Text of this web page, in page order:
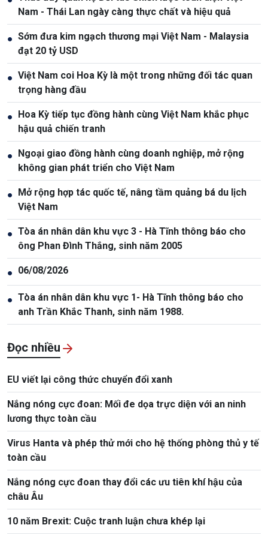
Nam - Thái Lan ngày càng thực chất và hiệu quả
● Sớm đưa kim ngạch thương mại Việt Nam - Malaysia
đạt 20 tỷ USD
● Việt Nam coi Hoa Kỳ là một trong những đối tác quan
trọng hàng đầu
● Hoa Kỳ tiếp tục đồng hành cùng Việt Nam khắc phục
hậu quả chiến tranh
● Ngoại giao đồng hành cùng doanh nghiệp, mở rộng
không gian phát triển cho Việt Nam
● Mở rộng hợp tác quốc tế, nâng tầm quảng bá du lịch
Việt Nam
● Tòa án nhân dân khu vực 3 - Hà Tĩnh thông báo cho
ông Phan Đình Thắng, sinh năm 2005
● 06/08/2026
● Tòa án nhân dân khu vực 1- Hà Tĩnh thông báo cho
anh Trần Khắc Thanh, sinh năm 1988.
Đọc nhiều
EU viết lại công thức chuyển đổi xanh
Nắng nóng cực đoan: Mối đe dọa trực diện với an ninh
lương thực toàn cầu
Virus Hanta và phép thử mới cho hệ thống phòng thủ y tế
toàn cầu
Nắng nóng cực đoan thay đổi các ưu tiên khí hậu của
châu Âu
10 năm Brexit: Cuộc tranh luận chưa khép lại